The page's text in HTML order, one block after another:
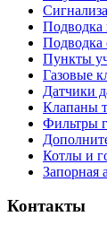
Подводка
Подводка
Пункты
Газовые
Датчики
Клапаны
Фильтры
Котлы и
Запорная
Контакты